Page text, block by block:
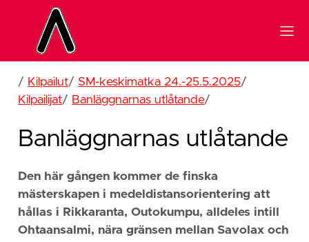
/ Kilpailut/ SM-keskimatka 24.-25.5.2025/
Kilpailijat/ Banläggnarnas utlåtande/
Banläggnarnas utlåtande
Den här gången kommer de finska
mästerskapen i medeldistansorientering att
hållas i Rikkaranta, Outokumpu, alldeles intill
Ohtaansalmi, nära gränsen mellan Savolax och